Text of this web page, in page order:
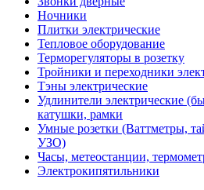
Ночники
Плитки электрические
Тепловое оборудование
Терморегуляторы в розетку
Тройники и переходники
Тэны электрические
Удлинители электрические
катушки, рамки
Умные розетки (Ваттметры,
УЗО)
Часы, метеостанции,
Электрокипятильники